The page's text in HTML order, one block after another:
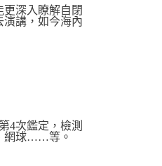
深入瞭解自閉
講，如今海內
4次鑑定，檢測
網球……等。